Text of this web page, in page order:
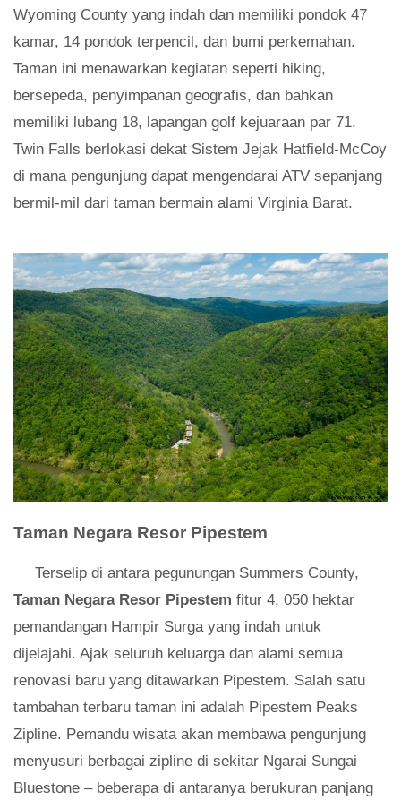
Wyoming County yang indah dan memiliki pondok 47
kamar, 14 pondok terpencil, dan bumi perkemahan.
Taman ini menawarkan kegiatan seperti hiking,
bersepeda, penyimpanan geografis, dan bahkan
memiliki lubang 18, lapangan golf kejuaraan par 71.
Twin Falls berlokasi dekat Sistem Jejak Hatfield-McCoy
di mana pengunjung dapat mengendarai ATV sepanjang
bermil-mil dari taman bermain alami Virginia Barat.
Taman Negara Resor Pipestem
Terselip di antara pegunungan Summers County,
Taman Negara Resor Pipestem fitur 4, 050 hektar
pemandangan Hampir Surga yang indah untuk
dijelajahi. Ajak seluruh keluarga dan alami semua
renovasi baru yang ditawarkan Pipestem. Salah satu
tambahan terbaru taman ini adalah Pipestem Peaks
Zipline. Pemandu wisata akan membawa pengunjung
menyusuri berbagai zipline di sekitar Ngarai Sungai
Bluestone – beberapa di antaranya berukuran panjang